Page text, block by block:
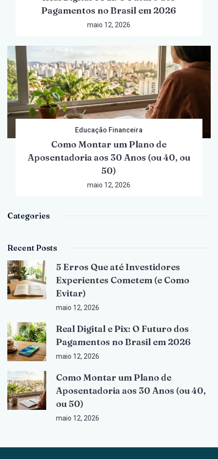
Pagamentos no Brasil em 2026
maio 12, 2026
Educação Financeira
Como Montar um Plano de
Aposentadoria aos 30 Anos (ou 40, ou
50)
maio 12, 2026
Categories
Recent Posts
5 Erros Que até Investidores
Experientes Cometem (e Como
Evitar)
maio 12, 2026
Real Digital e Pix: O Futuro dos
Pagamentos no Brasil em 2026
maio 12, 2026
Como Montar um Plano de
Aposentadoria aos 30 Anos (ou 40,
ou 50)
maio 12, 2026